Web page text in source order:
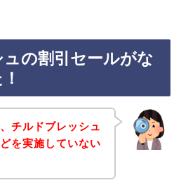
の割引セールがな
チルドブレッシュ
を実施していない